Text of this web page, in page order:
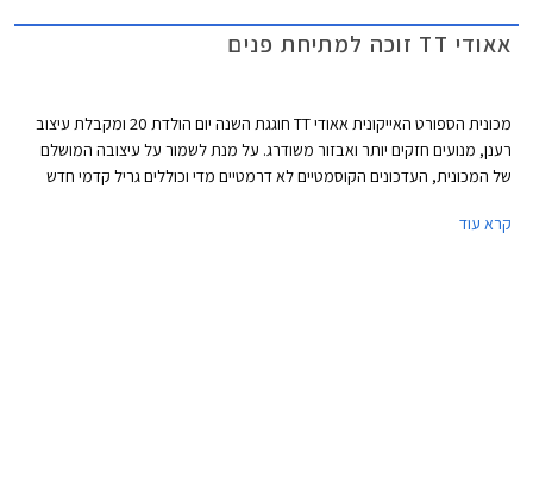
אאודי TT זוכה למתיחת פנים
מכונית הספורט האייקונית אאודי TT חוגגת השנה יום הולדת 20 ומקבלת עיצוב
רענן, מנועים חזקים יותר ואבזור משודרג. על מנת לשמור על עיצובה המושלם
של המכונית, העדכונים הקוסמטיים לא דרמטיים מדי וכוללים גריל קדמי חדש
מנת להדגיש את רוחבה של המכונית. שלושה צבעי מרכב נוספו להיצע וכן
קרא עוד